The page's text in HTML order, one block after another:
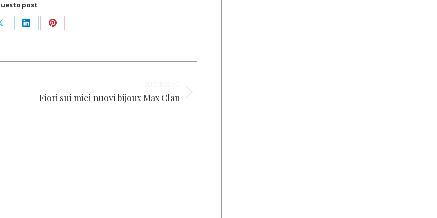
post
Condividi
LinkedIn
Condividi
Pinterest
ProssimoFiori sui miei nuovi bijoux Max Clan